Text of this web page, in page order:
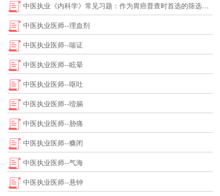
中医执业《内科学》常见习题：作为胃癌普查时首选的筛选试验是
中医执业医师--理血剂
中医执业医师--喘证
中医执业医师--眩晕
中医执业医师--呕吐
中医执业医师--噎膈
中医执业医师--胁痛
中医执业医师--癃闭
中医执业医师--气海
中医执业医师--悬钟